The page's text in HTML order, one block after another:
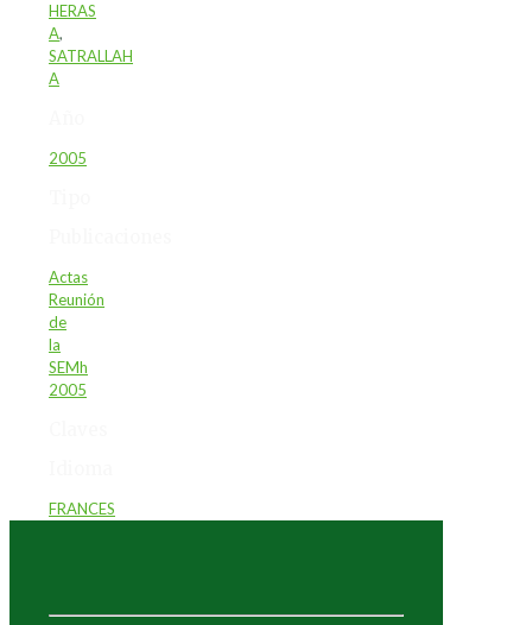
HERAS
A,
SATRALLAH
A
2005
Actas
Reunión
de
la
SEMh
2005
FRANCES